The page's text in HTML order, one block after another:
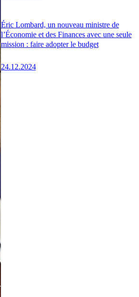
Éric Lombard, un nouveau ministre de
l’Économie et des Finances avec une seule
mission : faire adopter le budget
24.12.2024